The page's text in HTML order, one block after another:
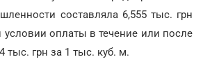
составляла 6,555 тыс. грн
условии оплаты в течение или после
тыс. грн за 1 тыс. куб. м.